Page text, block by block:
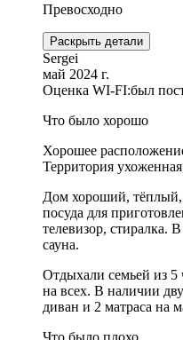
Превосходно
Раскрыть детали
Sergei
май 2024 г.
Оценка WI-FI:был
Что было хорошо
Хорошее
Территория
Дом хороший, тёплый,
посуда для
телевизор, стиралка.
сауна.
Отдыхали семьей из 5
на всех. В наличии
диван и 2 матраса на
Что было плохо